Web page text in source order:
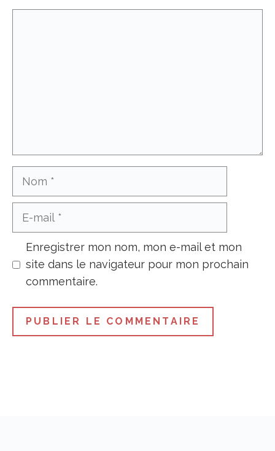
Enregistrer mon nom, mon e-mail et mon
site dans le navigateur pour mon prochain
commentaire.